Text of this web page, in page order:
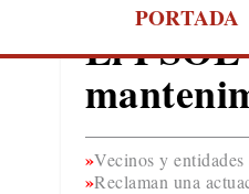
PORTADA
EL PUERTO
El
Vecinos y
Reclaman una